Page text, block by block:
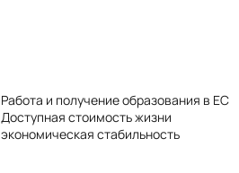
Работа и получение образования в ЕС
Доступная стоимость жизни
экономическая стабильность